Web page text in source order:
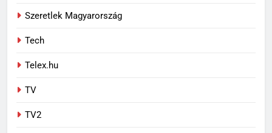
Szeretlek Magyarország
Tech
Telex.hu
TV
TV2